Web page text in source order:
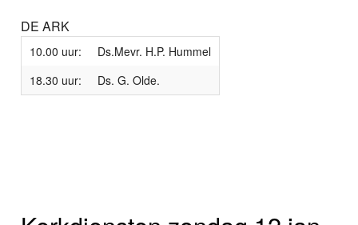
DE ARK
10.00 uur:
Ds.Mevr. H.P. Hummel
18.30 uur:
Ds. G. Olde.